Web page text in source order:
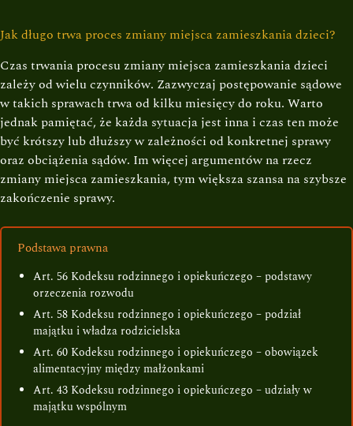
Jak długo trwa proces zmiany miejsca zamieszkania dzieci?
Czas trwania procesu zmiany miejsca zamieszkania dzieci
zależy od wielu czynników. Zazwyczaj postępowanie sądowe
w takich sprawach trwa od kilku miesięcy do roku. Warto
jednak pamiętać, że każda sytuacja jest inna i czas ten może
być krótszy lub dłuższy w zależności od konkretnej sprawy
oraz obciążenia sądów. Im więcej argumentów na rzecz
zmiany miejsca zamieszkania, tym większa szansa na szybsze
zakończenie sprawy.
Podstawa prawna
Art. 56 Kodeksu rodzinnego i opiekuńczego – podstawy
orzeczenia rozwodu
Art. 58 Kodeksu rodzinnego i opiekuńczego – podział
majątku i władza rodzicielska
Art. 60 Kodeksu rodzinnego i opiekuńczego – obowiązek
alimentacyjny między małżonkami
Art. 43 Kodeksu rodzinnego i opiekuńczego – udziały w
majątku wspólnym